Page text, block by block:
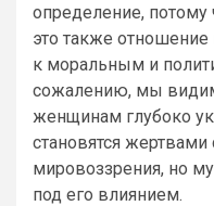
определение,
это также отношение
к моральным и
сожалению, мы
женщинам глубоко
становятся жертвами
мировоззрения, но
под его влиянием.